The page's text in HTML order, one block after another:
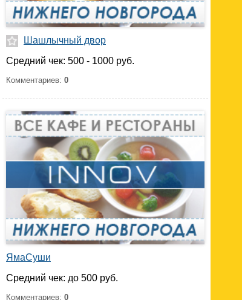
Шашлычный двор
Средний чек: 500 - 1000 руб.
Комментариев: 0
ЯмаСуши
Средний чек: до 500 руб.
Комментариев: 0